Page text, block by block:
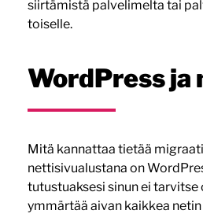
siirtämistä palvelimelta tai
toiselle.
WordPress ja
Mitä kannattaa tietää
nettisivualustana on
tutustuaksesi sinun ei tarvitse
ymmärtää aivan kaikkea